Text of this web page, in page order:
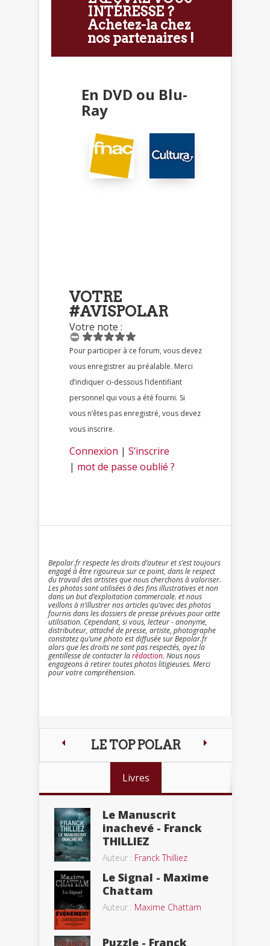
INTÉRESSE ?
Achetez-la chez
nos partenaires !
En DVD ou Blu-
Ray
VOTRE
#AVISPOLAR
Votre note :
Pour participer à ce forum, vous devez
vous enregistrer au préalable. Merci
d’indiquer ci-dessous l’identifiant
personnel qui vous a été fourni. Si
vous n’êtes pas enregistré, vous devez
vous inscrire.
Connexion | S’inscrire
| mot de passe oublié ?
Bepolar.fr respecte les droits d’auteur et s’est toujours
engagé à être rigoureux sur ce point, dans le respect
du travail des artistes que nous cherchons à valoriser.
Les photos sont utilisées à des fins illustratives et non
dans un but d’exploitation commerciale. et nous
veillons à n’illustrer nos articles qu’avec des photos
fournis dans les dossiers de presse prévues pour cette
utilisation. Cependant, si vous, lecteur - anonyme,
distributeur, attaché de presse, artiste, photographe
constatez qu’une photo est diffusée sur Bepolar.fr
alors que les droits ne sont pas respectés, ayez la
gentillesse de contacter larédaction. Nous nous
engageons à retirer toutes photos litigieuses. Merci
pour votre compréhension.
LE TOP POLAR
Livres
Le Manuscrit
inachevé - Franck
THILLIEZ
Auteur : Franck Thilliez
Le Signal - Maxime
Chattam
Auteur : Maxime Chattam
Puzzle - Franck